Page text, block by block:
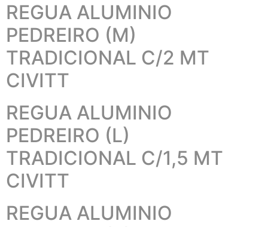
REGUA ALUMINIO
PEDREIRO (M)
TRADICIONAL C/2 MT
CIVITT
REGUA ALUMINIO
PEDREIRO (L)
TRADICIONAL C/1,5 MT
CIVITT
REGUA ALUMINIO